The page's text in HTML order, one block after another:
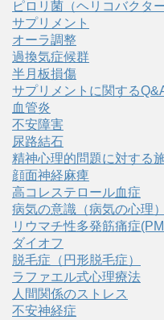
ピロリ菌（ヘリコバクタ
サプリメント
オーラ調整
過換気症候群
半月板損傷
サプリメントに関する
血管炎
不安障害
尿路結石
精神心理的問題に対する
顔面神経麻痺
高コレステロール血症
病気の意識（病気の心理）
リウマチ性多発筋痛症
ダイオフ
脱毛症（円形脱毛症）
ラファエル式心理療法
人間関係のストレス
不安神経症